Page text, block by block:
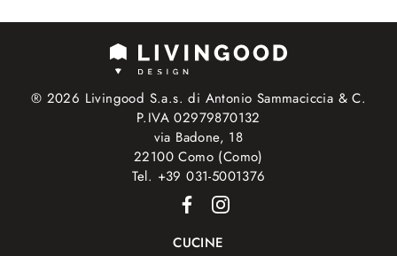
® 2026 Livingood S.a.s. di Antonio Sammaciccia & C.
P.IVA 02979870132
via Badone, 18
22100 Como (Como)
Tel. +39 031-5001376
CUCINE